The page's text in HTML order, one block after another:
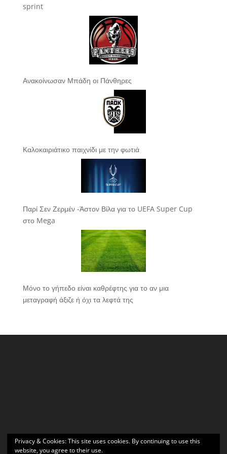
sprint
Ανακοίνωσαν Μπάδη οι Πάνθηρες
Καλοκαιριάτικο παιχνίδι με την φωτιά
Παρί Σεν Ζερμέν -Άστον Βίλα για το UEFA Super Cup
στο Mega
Μόνο το γήπεδο είναι καθρέφτης για το αν μια
μεταγραφή άξιζε ή όχι τα λεφτά της
Privacy & Cookies: This site uses cookies. By continuing to use this
website, you agree to their use.